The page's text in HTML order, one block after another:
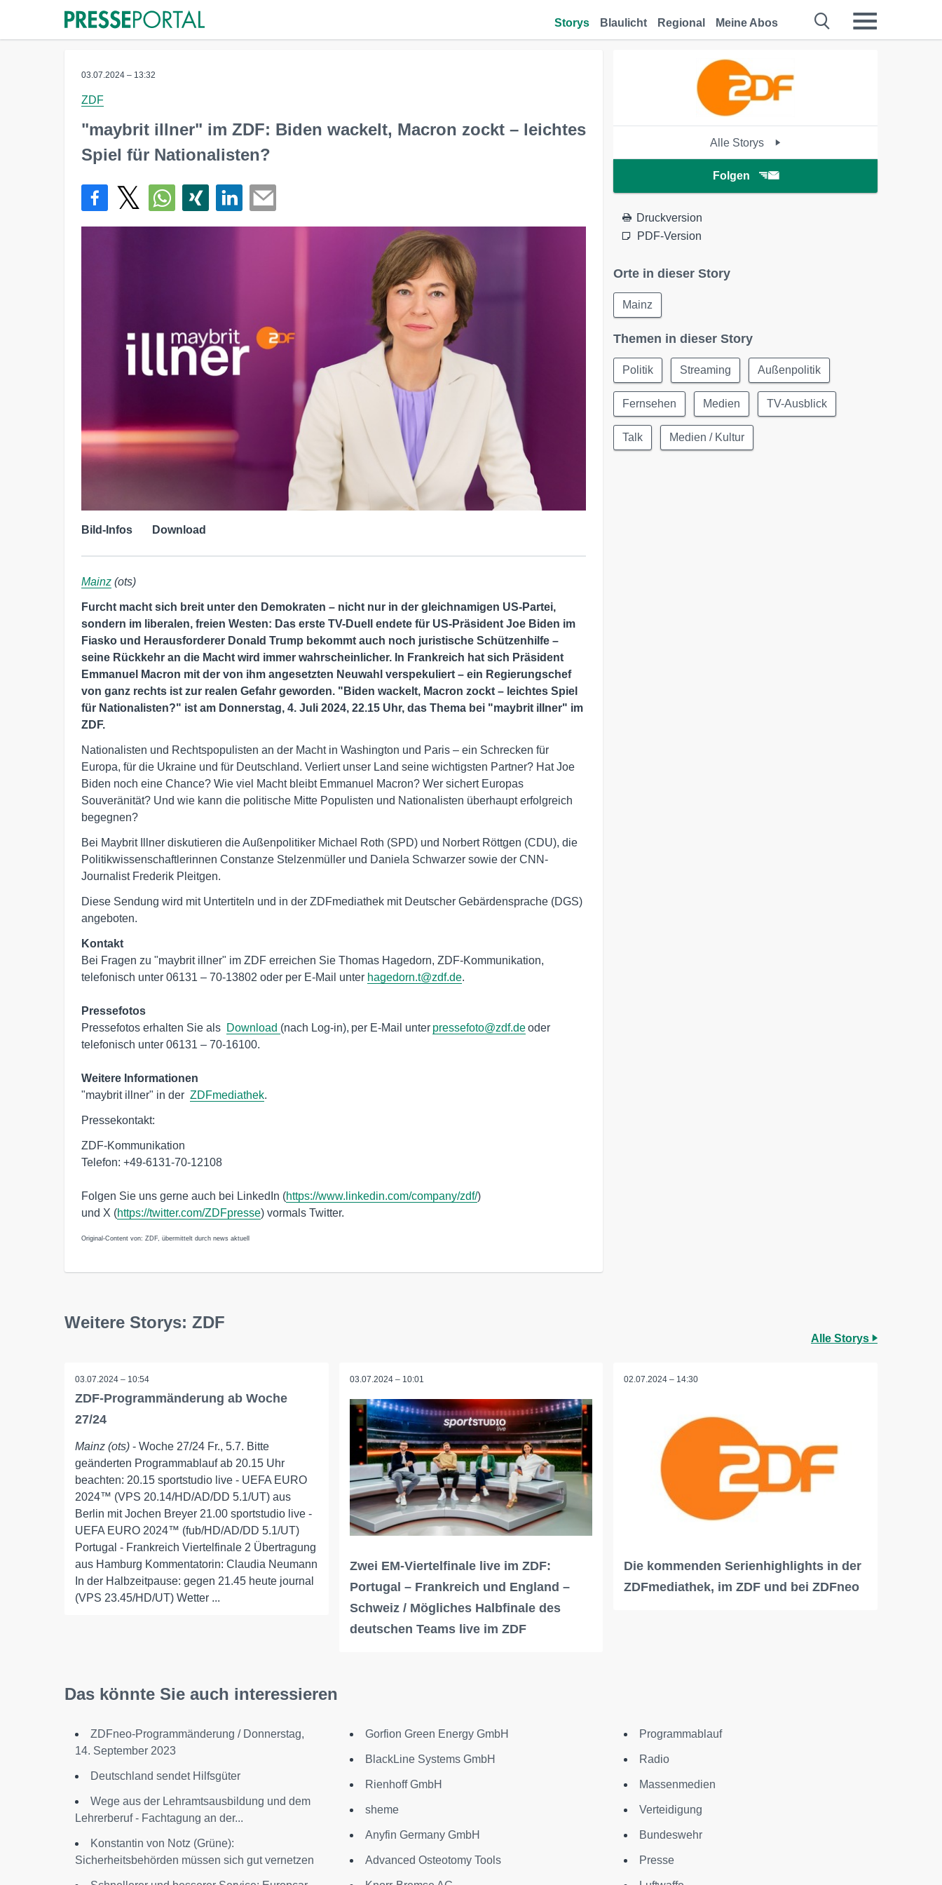
Storys Blaulicht Regional Meine Abos
03.07.2024 – 13:32
ZDF
"maybrit illner" im ZDF: Biden wackelt, Macron zockt – leichtes
Spiel für Nationalisten?
Bild-Infos Download
Mainz (ots)
Furcht macht sich breit unter den Demokraten – nicht nur in der gleichnamigen US-Partei,
sondern im liberalen, freien Westen: Das erste TV-Duell endete für US-Präsident Joe Biden im
Fiasko und Herausforderer Donald Trump bekommt auch noch juristische Schützenhilfe –
seine Rückkehr an die Macht wird immer wahrscheinlicher. In Frankreich hat sich Präsident
Emmanuel Macron mit der von ihm angesetzten Neuwahl verspekuliert – ein Regierungschef
von ganz rechts ist zur realen Gefahr geworden. " Biden wackelt, Macron zockt – leichtes Spiel
für Nationalisten?" ist am Donnerstag, 4. Juli 2024, 22.15 Uhr, das Thema bei "maybrit illner" im
ZDF.
Nationalisten und Rechtspopulisten an der Macht in Washington und Paris – ein Schrecken für
Europa, für die Ukraine und für Deutschland. Verliert unser Land seine wichtigsten Partner? Hat Joe
Biden noch eine Chance? Wie viel Macht bleibt Emmanuel Macron? Wer sichert Europas
Souveränität? Und wie kann die politische Mitte Populisten und Nationalisten überhaupt erfolgreich
begegnen?
Bei Maybrit Illner diskutieren die Außenpolitiker Michael Roth (SPD) und Norbert Röttgen (CDU), die
Politikwissenschaftlerinnen Constanze Stelzenmüller und Daniela Schwarzer sowie der CNN-
Journalist Frederik Pleitgen.
Diese Sendung wird mit Untertiteln und in der ZDFmediathek mit Deutscher Gebärdensprache (DGS)
angeboten.
Kontakt
Bei Fragen zu "maybrit illner" im ZDF erreichen Sie Thomas Hagedorn, ZDF-Kommunikation,
telefonisch unter 06131 – 70-13802 oder per E-Mail unter hagedorn.t@zdf.de.
Pressefotos
Pressefotos erhalten Sie als Download (nach Log-in), per E-Mail unter pressefoto@zdf.de oder
telefonisch unter 06131 – 70-16100.
Weitere Informationen
"maybrit illner" in der ZDFmediathek.
Pressekontakt:
ZDF-Kommunikation
Telefon: +49-6131-70-12108
Folgen Sie uns gerne auch bei LinkedIn (https://www.linkedin.com/company/zdf/)
und X (https://twitter.com/ZDFpresse) vormals Twitter.
Original-Content von: ZDF, übermittelt durch news aktuell
Alle Storys
Folgen
Druckversion
PDF-Version
Orte in dieser Story
Mainz
Themen in dieser Story
Politik Streaming Außenpolitik
Fernsehen Medien TV-Ausblick
Talk Medien / Kultur
Weitere Storys: ZDF
Alle Storys
03.07.2024 – 10:54
ZDF-Programmänderung ab Woche
27/24
Mainz (ots) - Woche 27/24 Fr., 5.7. Bitte
geänderten Programmablauf ab 20.15 Uhr
beachten: 20.15 sportstudio live - UEFA EURO
2024™ (VPS 20.14/HD/AD/DD 5.1/UT) aus
Berlin mit Jochen Breyer 21.00 sportstudio live -
UEFA EURO 2024™ (fub/HD/AD/DD 5.1/UT)
Portugal - Frankreich Viertelfinale 2 Übertragung
aus Hamburg Kommentatorin: Claudia Neumann
In der Halbzeitpause: gegen 21.45 heute journal
(VPS 23.45/HD/UT) Wetter ...
03.07.2024 – 10:01
Zwei EM-Viertelfinale live im ZDF:
Portugal – Frankreich und England –
Schweiz / Mögliches Halbfinale des
deutschen Teams live im ZDF
02.07.2024 – 14:30
Die kommenden Serienhighlights in der
ZDFmediathek, im ZDF und bei ZDFneo
Das könnte Sie auch interessieren
ZDFneo-Programmänderung / Donnerstag,
14. September 2023
Deutschland sendet Hilfsgüter
Wege aus der Lehramtsausbildung und dem
Lehrerberuf - Fachtagung an der...
Konstantin von Notz (Grüne):
Sicherheitsbehörden müssen sich gut vernetzen
Gorfion Green Energy GmbH
BlackLine Systems GmbH
Rienhoff GmbH
sheme
Anyfin Germany GmbH
Advanced Osteotomy Tools
Programmablauf
Radio
Massenmedien
Verteidigung
Bundeswehr
Presse